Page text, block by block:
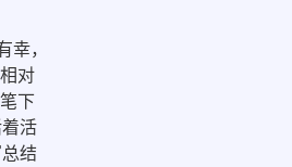
，
对
下
活
结